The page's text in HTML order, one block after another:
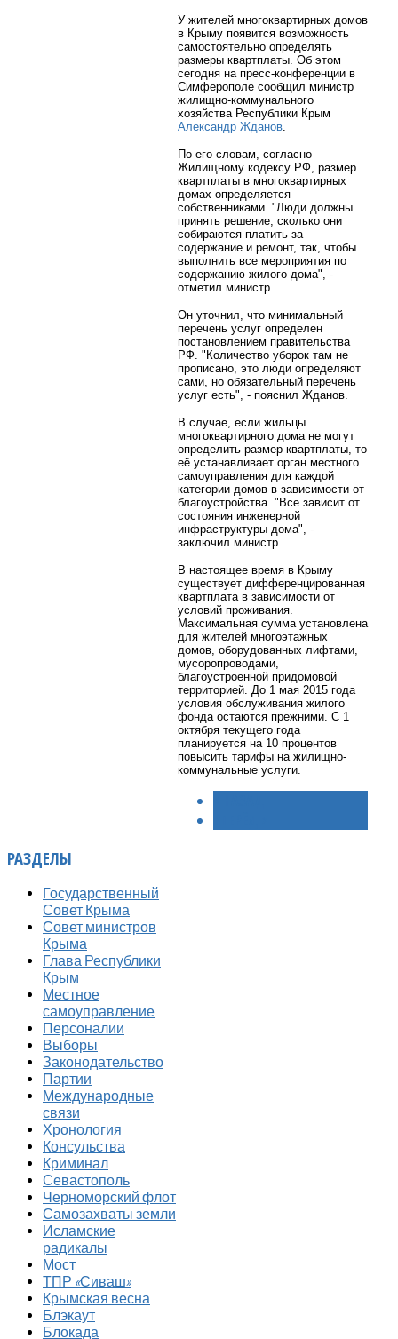
У жителей многоквартирных домов
в Крыму появится возможность
самостоятельно определять
размеры квартплаты. Об этом
сегодня на пресс-конференции в
Симферополе сообщил министр
жилищно-коммунального
хозяйства Республики Крым
Александр Жданов
По его словам, согласно
Жилищному кодексу РФ, размер
квартплаты в многоквартирных
домах определяется
собственниками. "Люди должны
принять решение, сколько они
собираются платить за
содержание и ремонт, так, чтобы
выполнить все мероприятия по
содержанию жилого дома", -
отметил министр.
Он уточнил, что минимальный
перечень услуг определен
постановлением правительства
РФ. "Количество уборок там не
прописано, это люди определяют
сами, но обязательный перечень
услуг есть", - пояснил Жданов.
В случае, если жильцы
многоквартирного дома не могут
определить размер квартплаты, то
её устанавливает орган местного
самоуправления для каждой
категории домов в зависимости от
благоустройства. "Все зависит от
состояния инженерной
инфраструктуры дома", -
заключил министр.
В настоящее время в Крыму
существует дифференцированная
квартплата в зависимости от
условий проживания.
Максимальная сумма установлена
для жителей многоэтажных
домов, оборудованных лифтами,
мусоропроводами,
благоустроенной придомовой
территорией. До 1 мая 2015 года
условия обслуживания жилого
фонда остаются прежними. С 1
октября текущего года
планируется на 10 процентов
повысить тарифы на жилищно-
коммунальные услуги.
РАЗДЕЛЫ
Государственный
Совет Крыма
Совет министров
Крыма
Глава Республики
Крым
Местное
самоуправление
Персоналии
Выборы
Законодательство
Партии
Международные
связи
Хронология
Консульства
Криминал
Севастополь
Черноморский флот
Самозахваты земли
Исламские
радикалы
Мост
ТПР «Сиваш»
Крымская весна
Блэкаут
Блокада